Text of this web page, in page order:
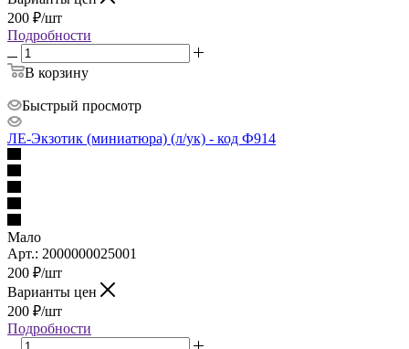
200 ₽/шт
Подробности
В корзину
Быстрый просмотр
ЛЕ-Экзотик (миниатюра) (л/ук) - код Ф914
Мало
Арт.: 2000000025001
200 ₽/шт
Варианты цен
200 ₽/шт
Подробности